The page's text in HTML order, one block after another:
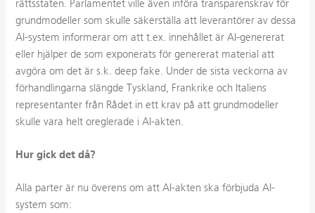
rättsstaten. Parlamentet ville även införa transparenskrav för
grundmodeller som skulle säkerställa att leverantörer av dessa
AI-system informerar om att t.ex. innehållet är AI-genererat
eller hjälper de som exponerats för genererat material att
avgöra om det är s.k. deep fake. Under de sista veckorna av
förhandlingarna slängde Tyskland, Frankrike och Italiens
representanter från Rådet in ett krav på att grundmodeller
skulle vara helt oreglerade i AI-akten.
Hur gick det då?
Alla parter är nu överens om att AI-akten ska förbjuda AI-
system som: